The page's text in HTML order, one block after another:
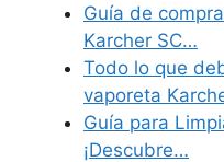
Guía de
Karcher SC…
Todo lo que
vaporeta
Guía para
¡Descubre…